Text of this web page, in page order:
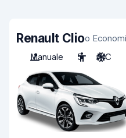
Renault Clioo
Manuale
5 A/C